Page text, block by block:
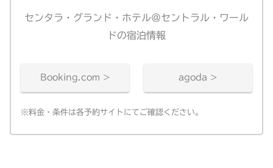
センタラ・グランド・ホテル＠セントラル・ワール
ドの宿泊情報
Booking.com > agoda >
※料金・条件は各予約サイトにてご確認ください。